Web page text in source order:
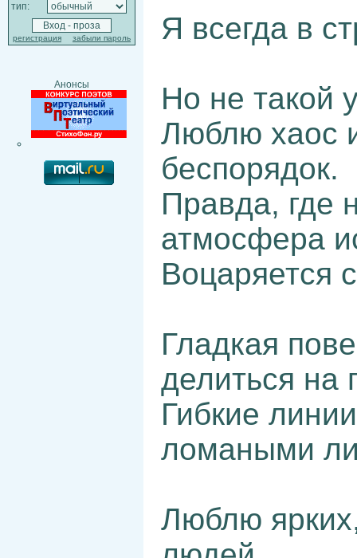
тип:
регистрация забыли пароль
Анонсы
Я всегда в
Но не такой
Люблю хаос
беспорядок.
Правда, где
атмосфера
Воцаряется
Гладкая
делиться на
Гибкие
ломаными
Люблю